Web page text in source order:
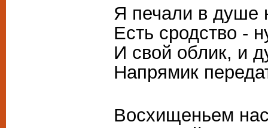
Я печали в душе
Есть сродство -
И свой облик, и
Напрямик
Восхищеньем